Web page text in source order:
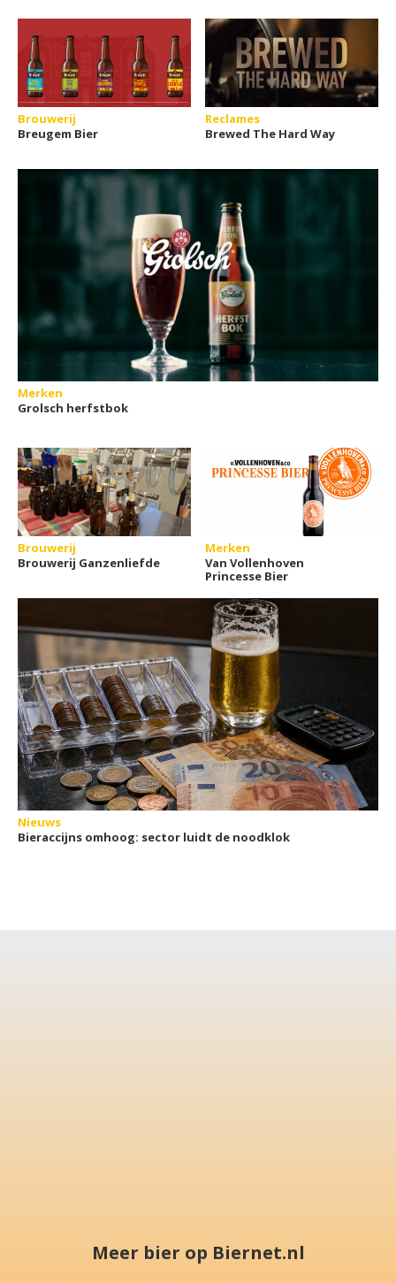
Brouwerij
Breugem Bier
Reclames
Brewed The Hard Way
Merken
Grolsch herfstbok
Brouwerij
Brouwerij Ganzenliefde
Merken
Van Vollenhoven
Princesse Bier
Nieuws
Bieraccijns omhoog: sector luidt de noodklok
Meer bier op Biernet.nl